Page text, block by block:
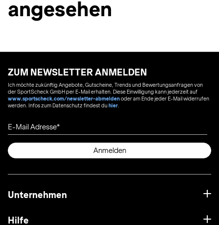
angesehen
ZUM NEWSLETTER ANMELDEN
Ich möchte zukünftig Angebote, Gutscheine, Trends und Bewertungsanfragen von
der SportScheck GmbH per E-Mail erhalten. Diese Einwilligung kann jederzeit auf
www.sportscheck.com/newsletter-abmeldenoder am Ende jeder E-Mail widerrufen
werden. Infos zum Datenschutz findest duhier
E-Mail Adresse
Anmelden
Unternehmen
Hilfe